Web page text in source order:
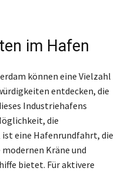
im Hafen
können eine Vielzahl
entdecken, die
Industriehafens
die
eine Hafenrundfahrt, die
Kräne und
bietet. Für aktivere